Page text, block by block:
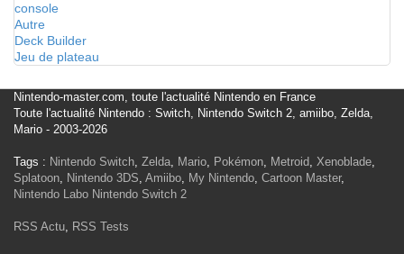
console
Autre
Deck Builder
Jeu de plateau
Nintendo-master.com, toute l'actualité Nintendo en France
Toute l'actualité Nintendo : Switch, Nintendo Switch 2, amiibo, Zelda,
Mario - 2003-2026
Tags : Nintendo Switch, Zelda, Mario, Pokémon, Metroid, Xenoblade,
Splatoon, Nintendo 3DS, Amiibo, My Nintendo, Cartoon Master,
Nintendo Labo Nintendo Switch 2
RSS Actu, RSS Tests